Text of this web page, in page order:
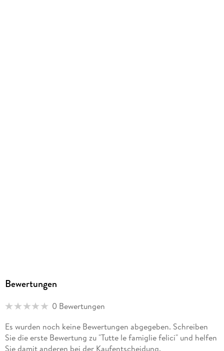
Bewertungen
0 Bewertungen
Es wurden noch keine Bewertungen abgegeben. Schreiben
Sie die erste Bewertung zu "Tutte le famiglie felici" und helfen
Sie damit anderen bei der Kaufentscheidung.